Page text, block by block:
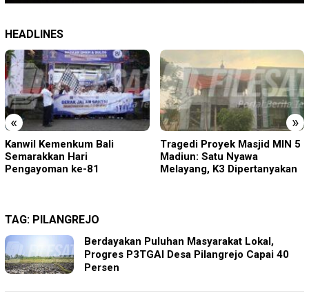
HEADLINES
« »
Tragedi Proyek Masjid MIN 5
Madiun: Satu Nyawa
Melayang, K3 Dipertanyakan
KA BIAS Terhenti, Lima KA
Ikut Terdampak, KAI Daop 7
Gerak Cepat Pulihkan
TAG: PILANGREJO
Berdayakan Puluhan Masyarakat Lokal,
Progres P3TGAI Desa Pilangrejo Capai 40
Persen